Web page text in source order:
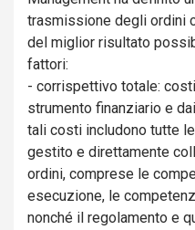
trasmissione degli ordini
del miglior risultato
fattori:
- corrispettivo totale:
strumento finanziario e
tali costi includono tutte
gestito e direttamente
ordini, comprese le
esecuzione, le
nonché il regolamento e